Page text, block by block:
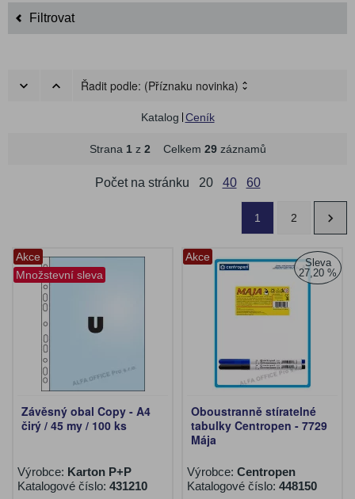
Filtrovat
Řadit podle: (Příznaku novinka)
Katalog Ceník
Strana 1z 2 Celkem 29záznamů
Počet na stránku 20 40 60
1 2
Akce
Množstevní sleva
Závěsný obal Copy - A4
čirý / 45 my / 100 ks
Výrobce: Karton P+P
Katalogové číslo: 431210
Akce
Sleva
27,20 %
Oboustranně stíratelné
tabulky Centropen - 7729
Mája
Výrobce: Centropen
Katalogové číslo: 448150